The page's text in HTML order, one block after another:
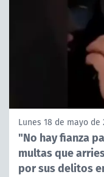
Lunes 18 de mayo de
"No hay fianza
multas que
por sus delitos